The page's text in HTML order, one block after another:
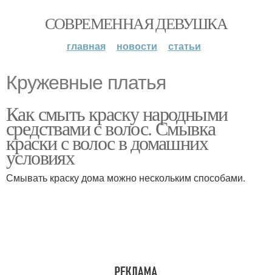
СОВРЕМЕННАЯ ДЕВУШКА
главная новости статьи
Кружевные платья
Как смыть краску народными
средствами с волос. Смывка
краски с волос в домашних
условиях
Смывать краску дома можно нескольким способами.